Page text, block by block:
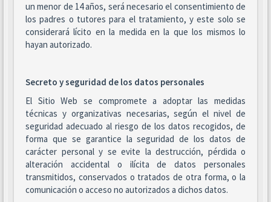
un menor de 14 años, será necesario el consentimiento de
los padres o tutores para el tratamiento, y este solo se
considerará lícito en la medida en la que los mismos lo
hayan autorizado.
Secreto y seguridad de los datos personales
El Sitio Web se compromete a adoptar las medidas
técnicas y organizativas necesarias, según el nivel de
seguridad adecuado al riesgo de los datos recogidos, de
forma que se garantice la seguridad de los datos de
carácter personal y se evite la destrucción, pérdida o
alteración accidental o ilícita de datos personales
transmitidos, conservados o tratados de otra forma, o la
comunicación o acceso no autorizados a dichos datos.